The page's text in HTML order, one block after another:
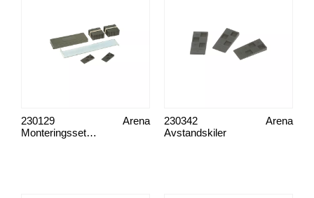
Monteringssett, laminatgulv
Arena
230129
Avstandskiler
Arena
230342